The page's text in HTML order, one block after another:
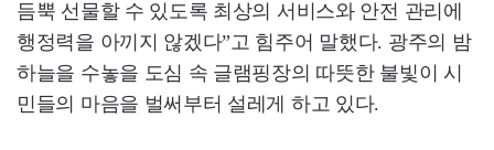
듬뿍 선물할 수 있도록 최상의 서비스와 안전 관리에
행정력을 아끼지 않겠다”고 힘주어 말했다. 광주의 밤
하늘을 수놓을 도심 속 글램핑장의 따뜻한 불빛이 시
민들의 마음을 벌써부터 설레게 하고 있다.